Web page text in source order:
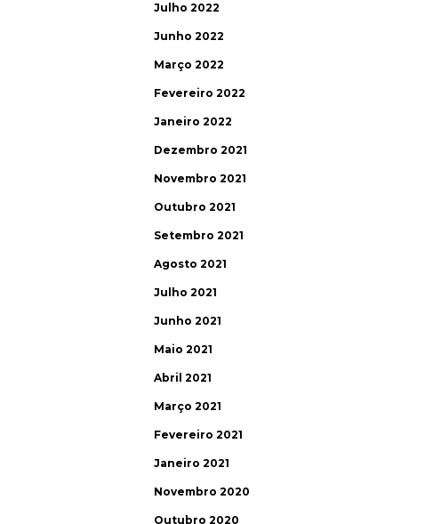
Julho 2022
Junho 2022
Março 2022
Fevereiro 2022
Janeiro 2022
Dezembro 2021
Novembro 2021
Outubro 2021
Setembro 2021
Agosto 2021
Julho 2021
Junho 2021
Maio 2021
Abril 2021
Março 2021
Fevereiro 2021
Janeiro 2021
Novembro 2020
Outubro 2020